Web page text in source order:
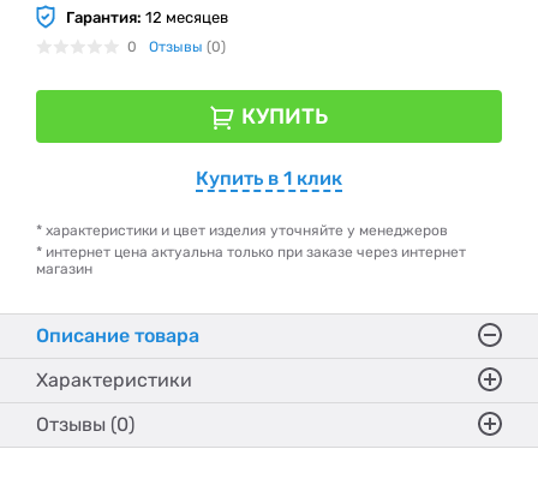
Гарантия: 12 месяцев
0 Отзывы (0)
КУПИТЬ
Купить в 1 клик
* характеристики и цвет изделия уточняйте у менеджеров
* интернет цена актуальна только при заказе через интернет
магазин
Описание товара
Характеристики
Отзывы (0)